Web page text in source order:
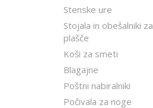
Stenske ure
Stojala in obešalniki za
plašče
Koši za smeti
Blagajne
Poštni nabiralniki
Počivala za noge